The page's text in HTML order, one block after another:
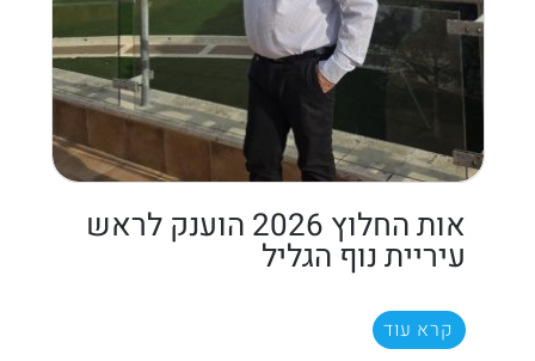
אות החלוץ 2026 הוענק לראש
עיריית נוף הגליל
קרא עוד